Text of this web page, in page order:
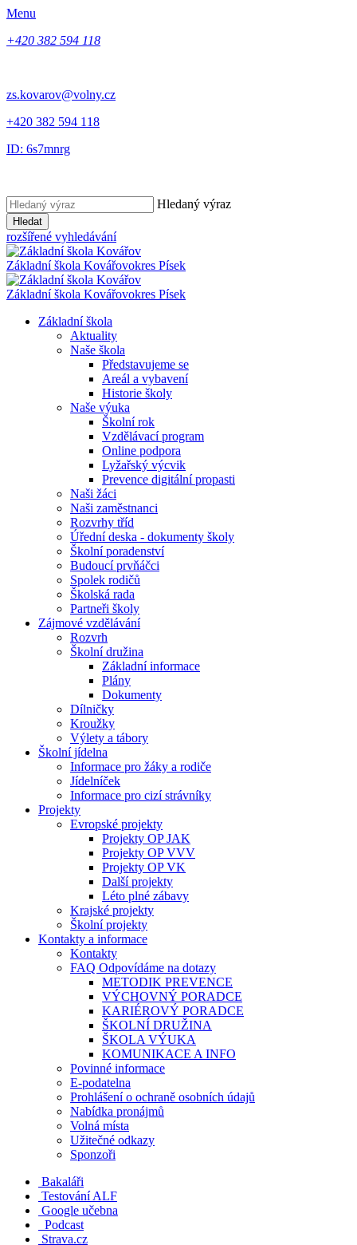
Menu
+420 382 594 118
zs.kovarov@volny.cz
+420 382 594 118
ID: 6s7mnrg
Hledaný výraz
Hledat
rozšířené vyhledávání
Základní škola Kovářovokres Písek
Základní škola Kovářovokres Písek
Základní škola
Aktuality
Naše škola
Představujeme se
Areál a vybavení
Historie školy
Naše výuka
Školní rok
Vzdělávací program
Online podpora
Lyžařský výcvik
Prevence digitální propasti
Naši žáci
Naši zaměstnanci
Rozvrhy tříd
Úřední deska - dokumenty školy
Školní poradenství
Budoucí prvňáčci
Spolek rodičů
Školská rada
Partneři školy
Zájmové vzdělávání
Rozvrh
Školní družina
Základní informace
Plány
Dokumenty
Dílničky
Kroužky
Výlety a tábory
Školní jídelna
Informace pro žáky a rodiče
Jídelníček
Informace pro cizí strávníky
Projekty
Evropské projekty
Projekty OP JAK
Projekty OP VVV
Projekty OP VK
Další projekty
Léto plné zábavy
Krajské projekty
Školní projekty
Kontakty a informace
Kontakty
FAQ Odpovídáme na dotazy
METODIK PREVENCE
VÝCHOVNÝ PORADCE
KARIÉROVÝ PORADCE
ŠKOLNÍ DRUŽINA
ŠKOLA VÝUKA
KOMUNIKACE A INFO
Povinné informace
E-podatelna
Prohlášení o ochraně osobních údajů
Nabídka pronájmů
Volná místa
Užitečné odkazy
Sponzoři
Bakaláři
Testování ALF
Google učebna
Podcast
Strava.cz